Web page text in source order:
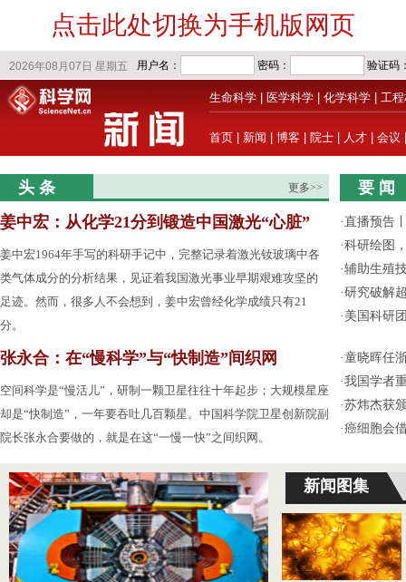
点击此处切换为手机版网页
生命科学 医学科学 化学科学 工
首页 新闻 博客 院士 人才 会议
头 条 更多>>
姜中宏：从化学21分到锻造中国激光“心脏”
姜中宏1964年手写的科研手记中，完整记录着激光钕玻璃中各
类气体成分的分析结果，见证着我国激光事业早期艰难攻坚的
足迹。然而，很多人不会想到，姜中宏曾经化学成绩只有21
分。
张永合：在“慢科学”与“快制造”间织网
空间科学是“慢活儿”，研制一颗卫星往往十年起步；大规模星座
却是“快制造”，一年要吞吐几百颗星。中国科学院卫星创新院副
院长张永合要做的，就是在这“一慢一快”之间织网。
要 闻
·直播预告
·科研绘图
·辅助生殖
·研究破解
· 美国科研
·童晓晖任
·我国学者
·苏炜杰获
·癌细胞会
新闻图集